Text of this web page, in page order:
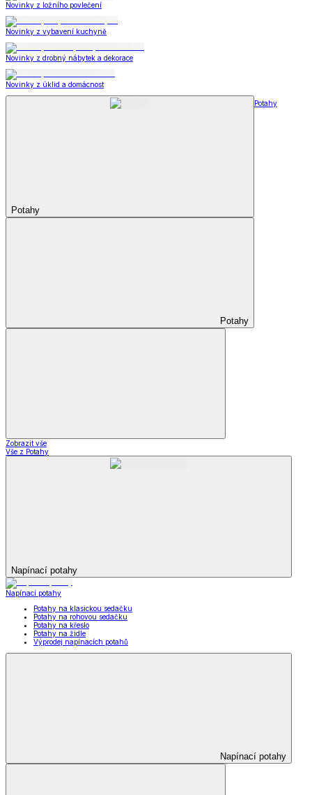
Novinky z ložního povlečení
Novinky z vybavení kuchyně
Novinky z drobný nábytek a dekorace
Novinky z úklid a domácnost
Potahy
Potahy
Potahy
Zobrazit vše
Vše z Potahy
Napínací potahy
Napínací potahy
Potahy na klasickou sedačku
Potahy na rohovou sedačku
Potahy na křeslo
Potahy na židle
Výprodej napínacích potahů
Napínací potahy